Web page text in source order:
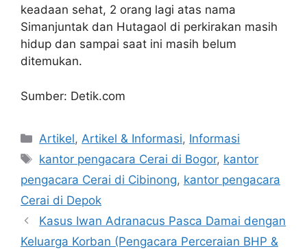
keadaan sehat, 2 orang lagi atas nama
Simanjuntak dan Hutagaol di perkirakan masih
hidup dan sampai saat ini masih belum
ditemukan.
Sumber: Detik.com
Artikel, Artikel & Informasi, Informasi
kantor pengacara Cerai di Bogor, kantor
pengacara Cerai di Cibinong, kantor pengacara
Cerai di Depok
Kasus Iwan Adranacus Pasca Damai dengan
Keluarga Korban (Pengacara Perceraian BHP &